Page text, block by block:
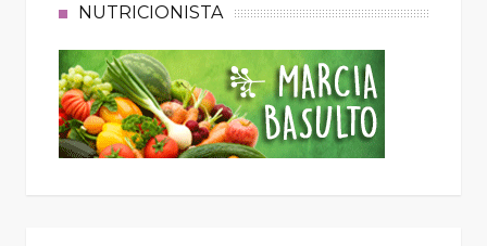
NUTRICIONISTA